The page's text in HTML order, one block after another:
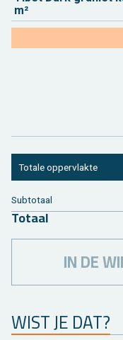
m²
WIST JE DAT?
To­ta­le op­per­vlak­te
Sub­to­taal
To­taal
IN DE